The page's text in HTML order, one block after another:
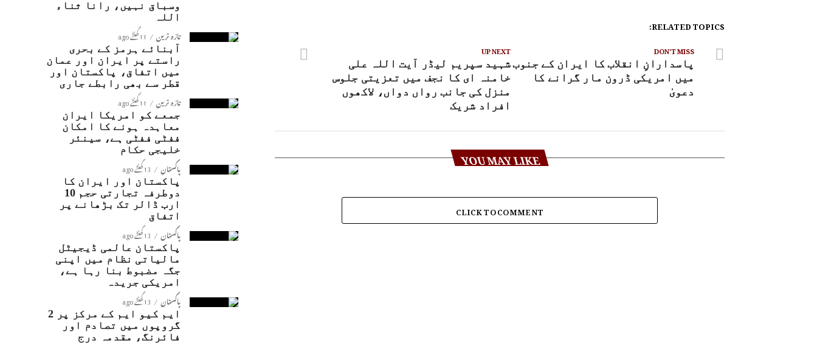
RELATED TOPICS:
UP NEXT
شہید سپریم لیڈر آیت اللہ علی
خامنہ ای کا نجف میں تعزیتی جلوس
منزل کی جانب رواں دواں، لاکھوں
افراد شریک
DON'T MISS
پاسدارانِ انقلاب کا ایران کے جنوب
میں امریکی ڈرون مار گرانے کا
دعویٰ
YOU MAY LIKE
CLICK TO COMMENT
وسباق نہیں، رانا ثناء
اللہ
تازہ ترین 11 گھنٹے ago
آبنائے ہرمز کے بحری
راستے پر ایران اور عمان
میں اتفاق، پاکستان اور
قطر سے بھی رابطے جاری
تازہ ترین 11 گھنٹے ago
جمعے کو امریکا ایران
معاہدہ ہونے کا امکان
ففٹی ففٹی ہے، سینئر
خلیجی حکام
پاکستان 13 گھنٹے ago
پاکستان اور ایران کا
دوطرفہ تجارتی حجم 10
ارب ڈالر تک بڑھانے پر
اتفاق
پاکستان 13 گھنٹے ago
پاکستان عالمی ڈیجیٹل
مالیاتی نظام میں اپنی
جگہ مضبوط بنا رہا ہے،
امریکی جریدہ
پاکستان 13 گھنٹے ago
ایم کیو ایم کے مرکز پر 2
گروپوں میں تصادم اور
فائرنگ، مقدمہ درج